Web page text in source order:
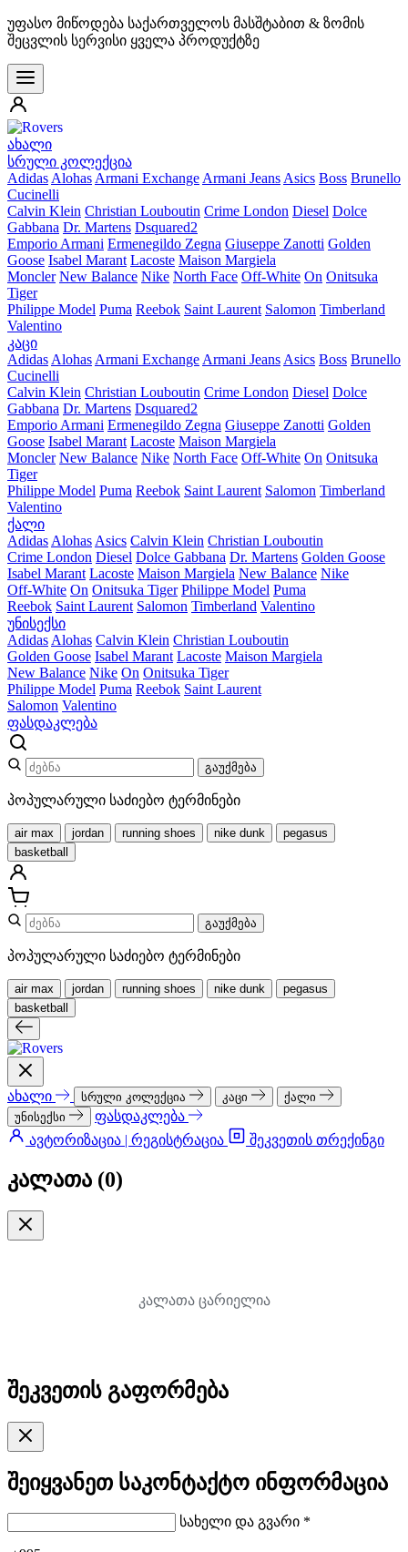
უფასო მიწოდება საქართველოს მასშტაბით & ზომის
შეცვლის სერვისი ყველა პროდუქტზე
ახალი
სრული კოლექცია
Adidas Alohas Armani Exchange Armani Jeans Asics Boss Brunello
Cucinelli
Calvin Klein Christian Louboutin Crime London Diesel Dolce
Gabbana Dr. Martens Dsquared2
Emporio Armani Ermenegildo Zegna Giuseppe Zanotti Golden
Goose Isabel Marant Lacoste Maison Margiela
Moncler New Balance Nike North Face Off-White On Onitsuka
Tiger
Philippe Model Puma Reebok Saint Laurent Salomon Timberland
Valentino
კაცი
Adidas Alohas Armani Exchange Armani Jeans Asics Boss Brunello
Cucinelli
Calvin Klein Christian Louboutin Crime London Diesel Dolce
Gabbana Dr. Martens Dsquared2
Emporio Armani Ermenegildo Zegna Giuseppe Zanotti Golden
Goose Isabel Marant Lacoste Maison Margiela
Moncler New Balance Nike North Face Off-White On Onitsuka
Tiger
Philippe Model Puma Reebok Saint Laurent Salomon Timberland
Valentino
ქალი
Adidas Alohas Asics Calvin Klein Christian Louboutin
Crime London Diesel Dolce Gabbana Dr. Martens Golden Goose
Isabel Marant Lacoste Maison Margiela New Balance Nike
Off-White On Onitsuka Tiger Philippe Model Puma
Reebok Saint Laurent Salomon Timberland Valentino
უნისექსი
Adidas Alohas Calvin Klein Christian Louboutin
Golden Goose Isabel Marant Lacoste Maison Margiela
New Balance Nike On Onitsuka Tiger
Philippe Model Puma Reebok Saint Laurent
Salomon Valentino
ფასდაკლება
გაუქმება
პოპულარული საძიებო ტერმინები
air max jordan running shoes nike dunk
pegasus
basketball
გაუქმება
პოპულარული საძიებო ტერმინები
air max jordan running shoes nike dunk
pegasus
basketball
ახალი სრული კოლექცია კაცი
ქალი
უნისექსი
ფასდაკლება
ავტორიზაცია | რეგისტრაცია
შეკვეთის თრექინგი
კალათა (0)
კალათა ცარიელია
შეკვეთის გაფორმება
შეიყვანეთ საკონტაქტო ინფორმაცია
სახელი და გვარი *